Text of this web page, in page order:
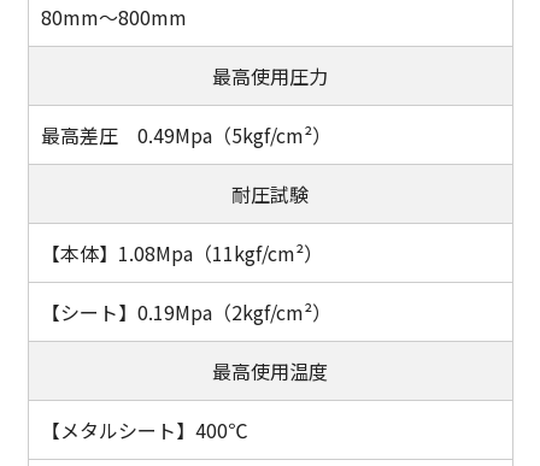
80mm～800mm
最高使用圧力
最高差圧 0.49Mpa（5kgf/cm²）
耐圧試験
1.08Mpa（11kgf/cm²）
0.19Mpa（2kgf/cm²）
最高使用温度
400℃